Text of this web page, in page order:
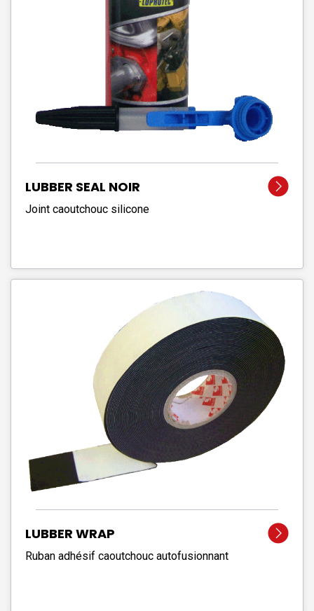
LUBBER SEAL NOIR
Joint caoutchouc silicone
LUBBER WRAP
Ruban adhésif caoutchouc autofusionnant